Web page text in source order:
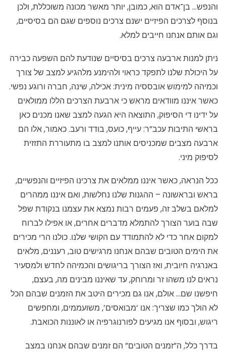
והנפש… בן־אדם הוא, כמובן, יותר מאשר מכונה משוכללת, ולכן
בנוסף לצרכים הפיזיים ישנם צרכים נוספים שגם הם בסיסיים,
וגם אותם אנחנו חייבים למלא.
ניתן למנות ארבעה צרכים בסיסיים שנודעת להם השפעה כבירה
על היכולת שלנו לתפקד כראוי ולהימנע מלהגיע למצב של צורך
וכמיהה למימוש אובססיה מינית: אכילה, שינה, חברה ורוגע נפשי.
כאשר איננו מוודאים מראש כי ארבעת הצרכים הללו ממולאים
על ידינו די הסיפוק, התוצאה היא הגעה למצב שאנו מכנים כאן
בראשי התיבות עכב”ר: עייף, כועס, בודד ורעב. כאמור, אלו הם
ארבעה מצבים שמכניסים אותנו למצב בו מתעוררת התזזית
לסיפוק מיני.
ככל הנראה, כאשר איננו ממלאים את צרכינו הפיזיים והנפשיים,
בראש ובראשונה – ההגנות שלנו נחלשות, ואם איננו ממהרים
למלאם בשלב זה, פעמים רבות נמצא את עצמנו בנקודת שפל
שבה בוער הצורך להתמלא מדברים אחרים, או אפילו לברוח
למקום אחר כדי לא להתמודד עם הקושי שלנו. כולנו הרי מכירים
את הימים הטובים שבהם אנחנו מרגישים טוב, רעננים, מלאים
באנרגיה חיובית, ואז הצורך בריגושים והכמיהה לחדש ולמסעיר
נראים לנו משהו זר ומרוחק, עד שאיננו מבינים מה, בעצם,
חיפשנו שם… אולם, אנו גם מכירים היטב את הזמנים שבהם הכל
לא הולך כמו שצריך: אנו ‘מבואסים’, משועממים, ומחפשים
ריגוש, ובסוף אנו מגיעים לפורנוגרפיה או לאוננות הכואבת.
בדרך כלל, ה”זמנים הטובים” הם זמנים שבהם אנחנו במצב